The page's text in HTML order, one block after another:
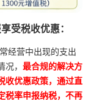
受税收优惠：
经营中出现的支出
， 最合规的解决方
收优惠政策，通过直
税率申报纳税，不再